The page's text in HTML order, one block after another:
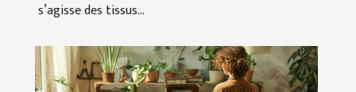
s’agisse des tissus...